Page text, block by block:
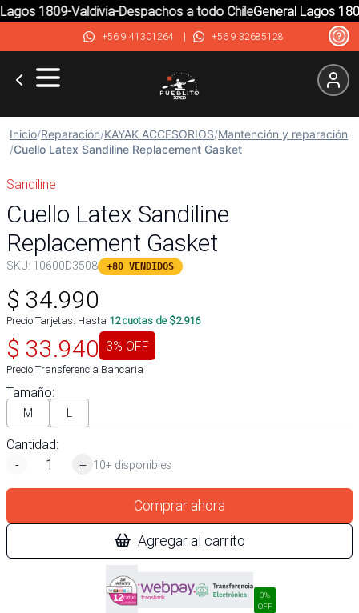
1809-Valdivia-Despachos a todo ChileGeneral Lagos
+56 9 41301264| +56 9 32685128
Inicio/Reparación/KAYAK ACCESORIOS/Mantención y reparación
/Cuello Latex Sandiline Replacement Gasket
Sandiline
Cuello Latex Sandiline
Replacement Gasket
SKU: 10600D3508 +80 VENDIDOS
$ 34.990
Precio Tarjetas: Hasta 12cuotas de $2.916
$ 33.940 3% OFF
Precio Transferencia Bancaria
Tamaño:
M L
Cantidad:
-
+ 10+ disponibles
Comprar ahora
Agregar al carrito
3%
OFF